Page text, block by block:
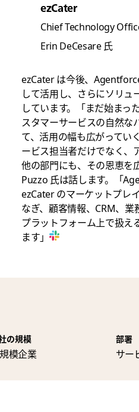
ezCater
Chief Technology
Erin DeCesare 氏
ezCater は今後、
して活用し、さらにソリュ
しています。「まだ始まっ
スタマーサービスの自然な
て、活用の幅も広がってい
ービス担当者だけでなく、
他の部門にも、その恩恵を
Puzzo 氏は話します。「
ezCater のマーケットプレ
なぎ、顧客情報、CRM、業
プラットフォーム上で扱え
ます」
の規模
模企業
部署
サー